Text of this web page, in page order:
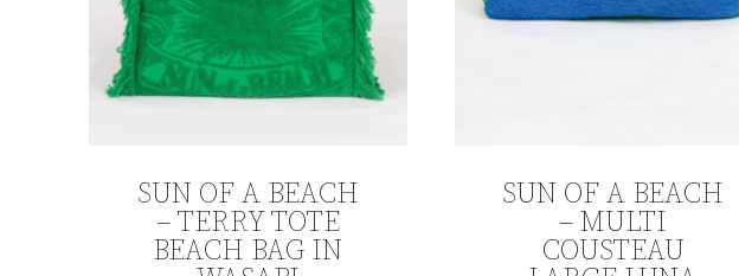
SUN OF A BEACH
– TERRY TOTE
BEACH BAG IN
SUN OF A BEACH
– MULTI
COUSTEAU